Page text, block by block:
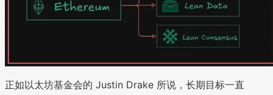
正如以太坊基金会的 Justin Drake 所说，长期目标一直